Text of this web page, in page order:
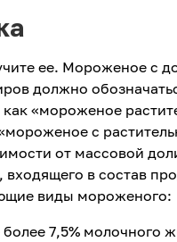
ее. Мороженое с
должно
«мороженое
с
от массовой
в состав
виды мороженого:
7,5% молочного